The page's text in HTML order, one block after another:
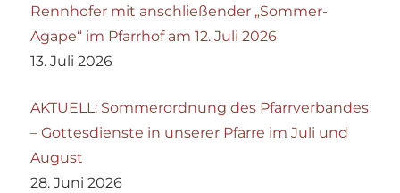
Rennhofer mit anschließender „Sommer-
Agape“ im Pfarrhof am 12. Juli 2026
13. Juli 2026
AKTUELL: Sommerordnung des Pfarrverbandes
– Gottesdienste in unserer Pfarre im Juli und
August
28. Juni 2026